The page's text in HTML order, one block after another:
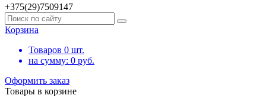
+375(29)7509147
Корзина
Товаров 0 шт.
на сумму: 0 руб.
Оформить заказ
Товары в корзине